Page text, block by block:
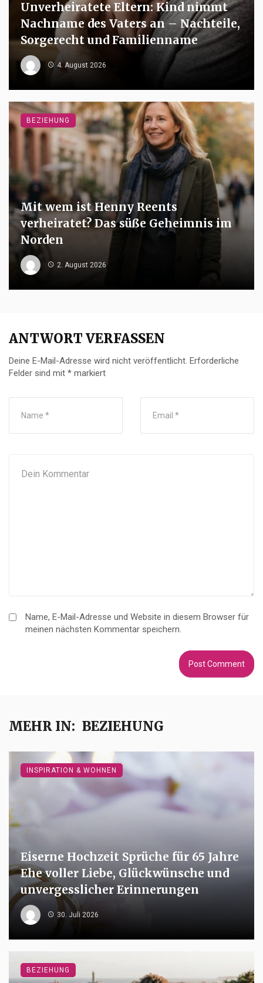
Unverheiratete Eltern: Kind nimmt
Nachname des Vaters an – Nachteile,
Sorgerecht und Familienname
4. August 2026
Mit wem ist Henny Reents
verheiratet? Das süße Geheimnis im
Norden
2. August 2026
BEZIEHUNG
ANTWORT VERFASSEN
Deine E-Mail-Adresse wird nicht veröffentlicht. Erforderliche
Felder sind mit * markiert
Name, E-Mail-Adresse und Website in diesem Browser für
meinen nächsten Kommentar speichern.
MEHR IN: BEZIEHUNG
Eiserne Hochzeit Sprüche für 65 Jahre
Ehe voller Liebe, Glückwünsche und
unvergesslicher Erinnerungen
30. Juli 2026
INSPIRATION & WOHNEN
BEZIEHUNG